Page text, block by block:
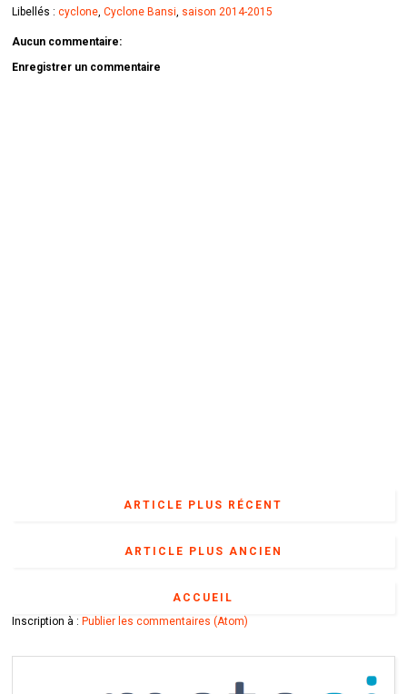
Libellés :cyclone,Cyclone Bansi, saison 2014-2015
Aucun commentaire:
Enregistrer un commentaire
ARTICLE PLUS RÉCENT
ARTICLE PLUS ANCIEN
ACCUEIL
Inscription à : Publier les commentaires (Atom)